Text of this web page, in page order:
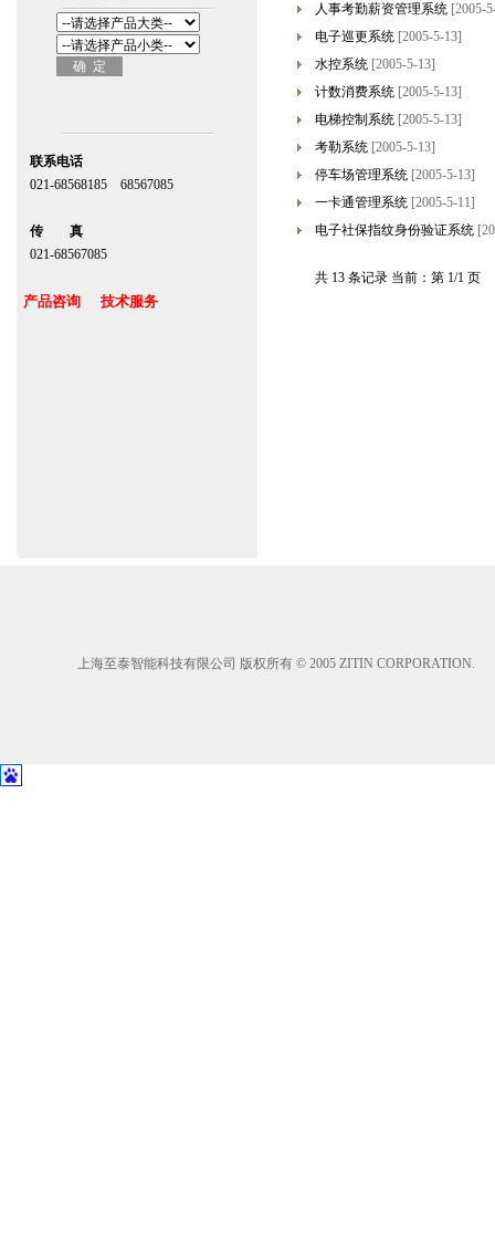
联系电话
021-68568185 68567085
传 真
021-68567085
产品咨询 技术服务
人事考勤薪资管理系统 [2005-
电子巡更系统 [2005-5-13]
水控系统 [2005-5-13]
计数消费系统 [2005-5-13]
电梯控制系统 [2005-5-13]
考勒系统 [2005-5-13]
停车场管理系统 [2005-5-13]
一卡通管理系统 [2005-5-11]
电子社保指纹身份验证系统
共 13 条记录 当前：第 1/1 页
上海至泰智能科技有限公司 版权所有 © 2005 ZITIN CORPORATION.